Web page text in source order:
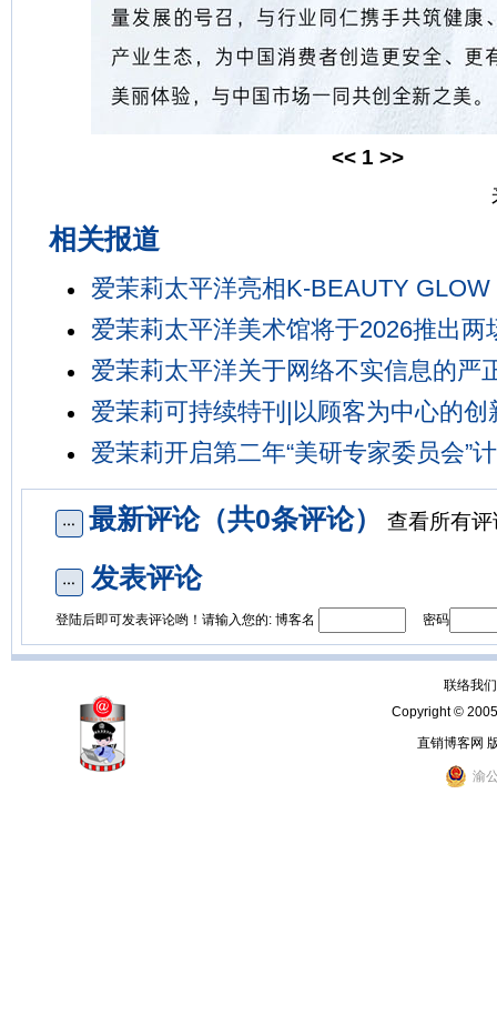
<< 1 >>
相关报道
爱茉莉太平洋亮相K-BEAUTY
爱茉莉太平洋美术馆将于2026推出两
爱茉莉太平洋关于网络不实信息的严
爱茉莉可持续特刊|以顾客为中心的创
爱茉莉开启第二年“美研专家委员会”
最新评论（共0条评论） 查看所有
发表评论
登陆后即可发表评论哟！请输入您的: 博客名 密码
联络我
Copyright ©
直销博客网
渝